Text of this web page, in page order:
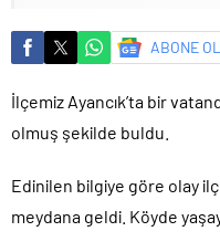
ABONE OL
İlçemiz Ayancık’ta bir
olmuş şekilde buldu.
Edinilen bilgiye göre olay
meydana geldi. Köyde